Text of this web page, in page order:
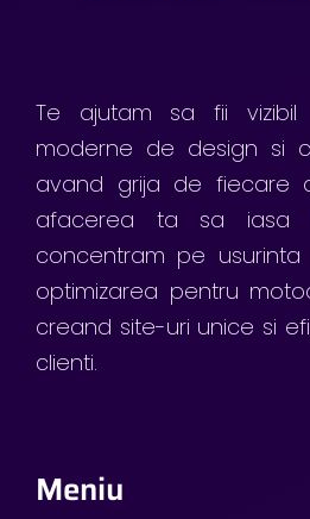
Te ajutam sa fii vizibil
moderne de design si
avand grija de fiecare
afacerea ta sa iasa
concentram pe
optimizarea pentru
creand site-uri unice si
clienti.
Meniu